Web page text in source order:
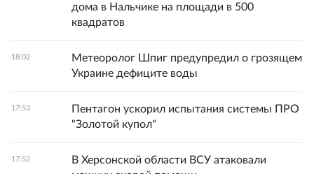
дома в Нальчике на площади в 500
квадратов
18:02
Метеоролог Шпиг предупредил о грозящем
Украине дефиците воды
17:53
Пентагон ускорил испытания системы ПРО
"Золотой купол"
17:52
В Херсонской области ВСУ атаковали